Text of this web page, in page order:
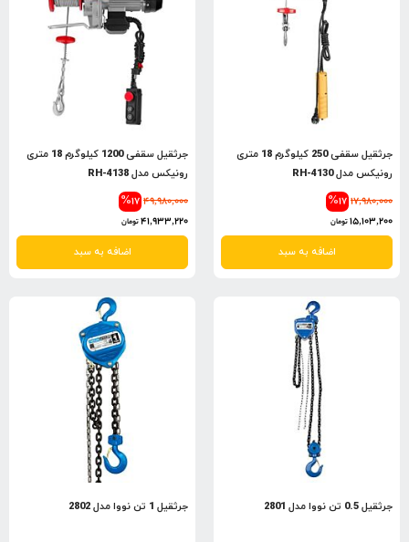
جرثقیل سقفی 250 کیلوگرم 18 متری
رونیکس مدل RH-4130
%17 17,980,000
15,103,200تومان
اضافه به سبد
جرثقیل سقفی 1200 کیلوگرم 18 متری
رونیکس مدل RH-4138
%17 49,980,000
41,933,220تومان
اضافه به سبد
جرثقیل 0.5 تن نووا مدل 2801 جرثقیل 1 تن نووا مدل 2802